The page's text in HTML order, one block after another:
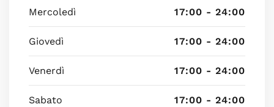
Mercoledì 17:00 - 24:00
Giovedì 17:00 - 24:00
Venerdì 17:00 - 24:00
Sabato 17:00 - 24:00